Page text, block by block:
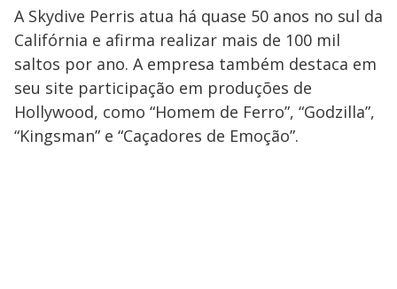
A Skydive Perris atua há quase 50 anos no sul da
Califórnia e afirma realizar mais de 100 mil
saltos por ano. A empresa também destaca em
seu site participação em produções de
Hollywood, como “Homem de Ferro”, “Godzilla”,
“Kingsman” e “Caçadores de Emoção”.